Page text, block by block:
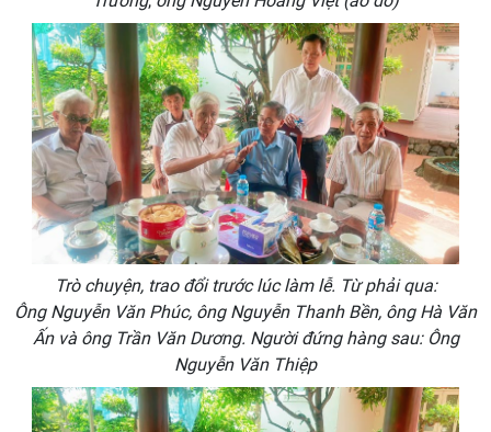
Trò chuyện, trao đổi trước lúc làm lễ. Từ phải qua:
Ông Nguyễn Văn Phúc, ông Nguyễn Thanh Bền, ông Hà Văn
Ấnvà ông Trần Văn Dương. Người đứng hàng sau: Ông
Nguyễn Văn Thiệp